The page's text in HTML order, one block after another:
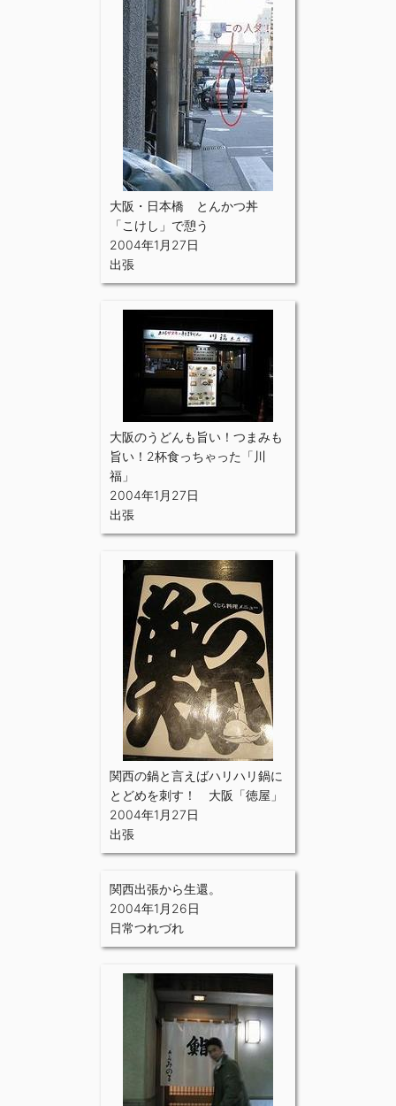
大阪・日本橋 とんかつ丼
「こけし」で憩う
2004年1月27日
出張
大阪のうどんも旨い！つまみも
旨い！2杯食っちゃった「川
福」
2004年1月27日
出張
関西の鍋と言えばハリハリ鍋に
とどめを刺す！ 大阪「徳屋」
2004年1月27日
出張
関西出張から生還。
2004年1月26日
日常つれづれ